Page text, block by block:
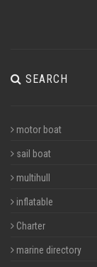
SEARCH
motor boat
sail boat
multihull
inflatable
Charter
marine directory